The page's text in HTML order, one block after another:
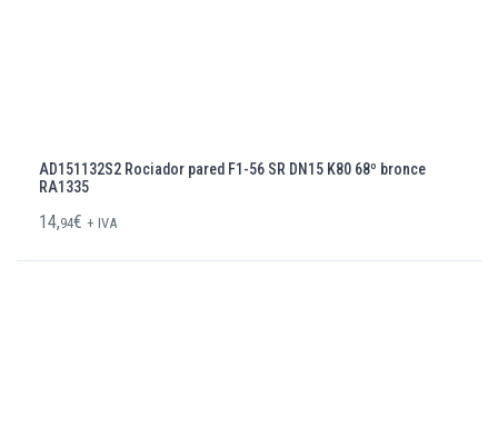
AD151132S2 Rociador pared F1-56 SR DN15 K80 68º bronce
RA1335
14,94€ + IVA